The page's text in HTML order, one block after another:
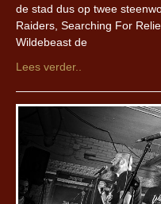
de stad dus op twee
Raiders, Searching For
Wildebeast de
Lees verder..